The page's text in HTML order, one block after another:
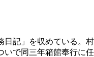
記」を収めている
で同三年箱館奉行